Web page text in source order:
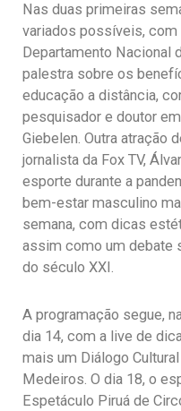
Nas duas primeiras
variados possíveis,
Departamento Nacional
palestra sobre os
educação a distância,
pesquisador e doutor
Giebelen. Outra atração
jornalista da Fox TV,
esporte durante a
bem-estar masculino
semana, com dicas
assim como um debate
do século XXI.
A programação segue,
dia 14, com a live de
mais um Diálogo
Medeiros. O dia 18, o
Espetáculo Piruá de